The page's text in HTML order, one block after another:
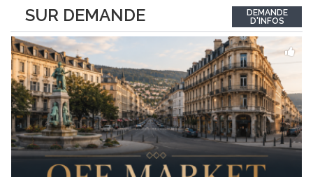
SUR DEMANDE
de Grandson, entourée de nature et d’un verger de fruitiers, et...
DEMANDE
D'INFOS